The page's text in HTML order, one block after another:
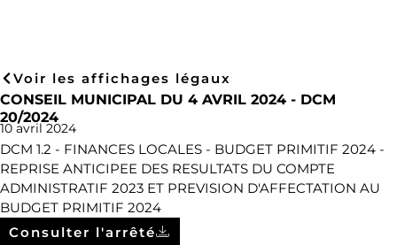
Voir les affichages légaux
CONSEIL MUNICIPAL DU 4 AVRIL 2024 - DCM
20/2024
10 avril 2024
DCM 1.2 - FINANCES LOCALES - BUDGET PRIMITIF 2024 -
REPRISE ANTICIPEE DES RESULTATS DU COMPTE
ADMINISTRATIF 2023 ET PREVISION D'AFFECTATION AU
BUDGET PRIMITIF 2024
Consulter l'arrêté